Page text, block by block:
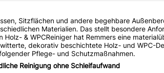
Sitzflächen und andere begehbare
Materialien. Das stellt besondere
Holz- & WPCReiniger hat Remmers eine
dekorativ beschichtete Holz- und WPC-
Pflege- und Schutzmaßnahmen.
Reinigung ohne Schleifaufwand